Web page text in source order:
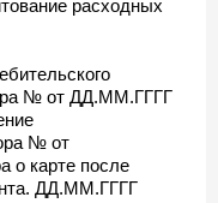
расходных
№ от ДД.ММ.ГГГГ
№ от
о карте после
ДД.ММ.ГГГГ